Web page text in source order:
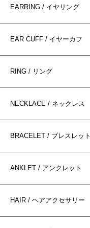
EARRING / イヤリング
EAR CUFF / イヤーカフ
RING / リング
NECKLACE / ネックレス
BRACELET / ブレスレット
ANKLET / アンクレット
HAIR / ヘアアクセサリー